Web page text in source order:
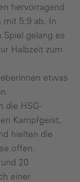
hervorragend
mit 5:9 ab. In
gelang es
Halbzeit zum
etwas
die HSG-
Kampfgeist,
hielten die
offen.
20
einer